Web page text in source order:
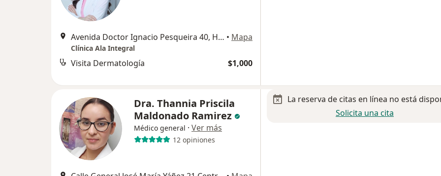
Avenida Doctor Ignacio Pesqueira 40, Hermosillo • Mapa
Clínica Ala Integral
Visita Dermatología $1,000
Dra. Thannia Priscila
Maldonado Ramirez
Médico general · Ver más
12 opiniones
La reserva de citas en línea no está
Solicita una cita